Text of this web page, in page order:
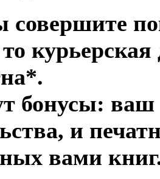
совершите
бонусы: ваш
и
вами